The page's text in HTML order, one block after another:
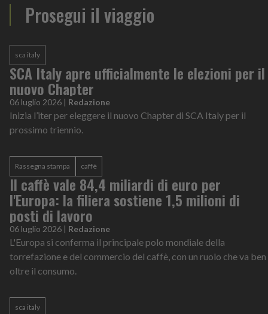
Prosegui il viaggio
sca italy
SCA Italy apre ufficialmente le elezioni per il
nuovo Chapter
06 luglio 2026 | Redazione
Inizia l’iter per eleggere il nuovo Chapter di SCA Italy per il
prossimo triennio.
Rassegna stampa caffè
Il caffè vale 84,4 miliardi di euro per
l'Europa: la filiera sostiene 1,5 milioni di
posti di lavoro
06 luglio 2026 | Redazione
L'Europa si conferma il principale polo mondiale della
torrefazione e del commercio del caffè, con un ruolo che va ben
oltre il consumo.
sca italy